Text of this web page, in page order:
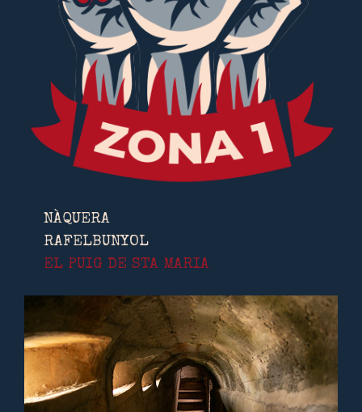
NÀQUERA
RAFELBUNYOL
EL PUIG DE STA MARIA